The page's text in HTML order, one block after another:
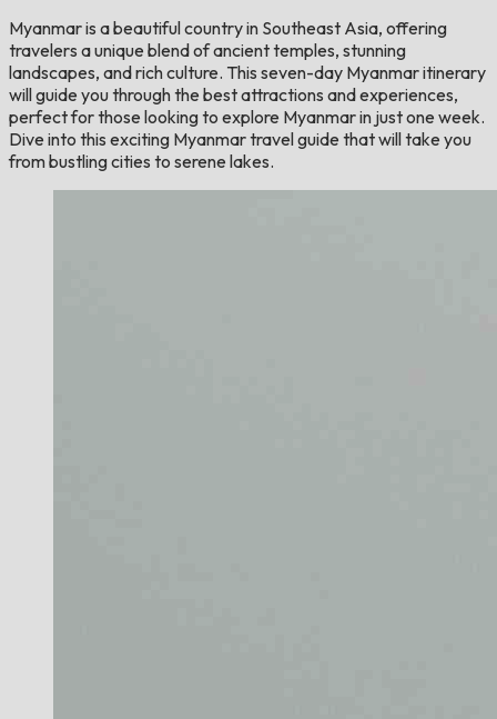
Myanmar is a beautiful country in Southeast Asia, offering
travelers a unique blend of ancient temples, stunning
landscapes, and rich culture. This seven-day Myanmar itinerary
will guide you through the best attractions and experiences,
perfect for those looking to explore Myanmar in just one week.
Dive into this exciting Myanmar travel guide that will take you
from bustling cities to serene lakes.